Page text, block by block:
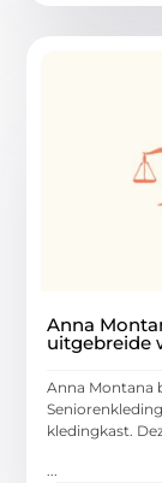
Anna
uitgebreide
Anna Montana
kledingkast.